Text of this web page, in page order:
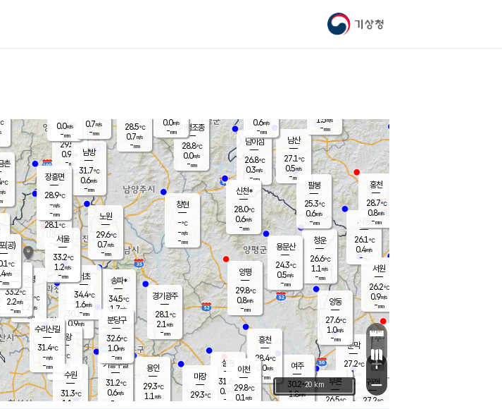
기상청
문막
27.2℃
1.1m/s
mm
남이섬
26.8℃
0.3m/s
-mm
양주
29.5℃
0.9
-mm
부론
26.5℃
과천
30.1℃
0.9m/s
- mm
남산
27.1℃
0.5m/s
-mm
청운
26.6℃
1.1 m/s
-mm
팔봉
25.3℃
0.6m/s
-mm
용인
29.3℃
1.1 m/s
여주
30.2℃
1.8m/s
양동
27.6℃
1.0m/s
-mm
경기광주
28.1℃
2.1 m/s
-mm
0.6m/s
-mm
촌
℃
s
가평조종
28.8℃
0.0m/s
-mm
28.5℃
0.7m/s
-mm
신천*
28.0℃
0.6m/s
-mm
창현
-℃
-m/s
-mm
0.0m/s
-mm
흥천
28.4℃
0.0m/s
-mm
마장
29.3℃
의왕
- ℃
m/s
mm
설봉
31.6
0.9 m/s
- mm
광명
33.3 ℃
1.2 m/s
-mm
구로
33.2℃
2.2m/s
-mm
은평
28.1℃
0.3 m/s
- mm
노원
29.6℃
0.7m/s
-mm
송파*
34.5℃
1.7m/s
-mm
서초
34.4℃
1.6m/s
-mm
남방
31.7℃
0.6m/s
-mm
기흥구갈
31.2℃
0.6m/s
-
수리산길
31.4℃
-m/s
-mm
분당구
32.6℃
1.0m/s
-mm
장흥면
28.9℃
-m/s
-mm
0.0m/s
-mm
시동
26.1℃
0.4m/s
- mm
귀래
27.2℃
서원
26.2℃
0.9m/s
-mm
용문산
24.3℃
0.5m/s
-mm
(공)
℃
m/s
-mm
홍천
28.7℃
0.8m/s
-mm
이천
29.8℃
0.1 m/s
양평
29.8℃
0.8m/s
-mm
수원
31.3℃
1.1 m/s
서울
33.2℃
1.2m/s
-mm
1.5m/s
-mm
0.7m/s
-mm
+
−
20 km